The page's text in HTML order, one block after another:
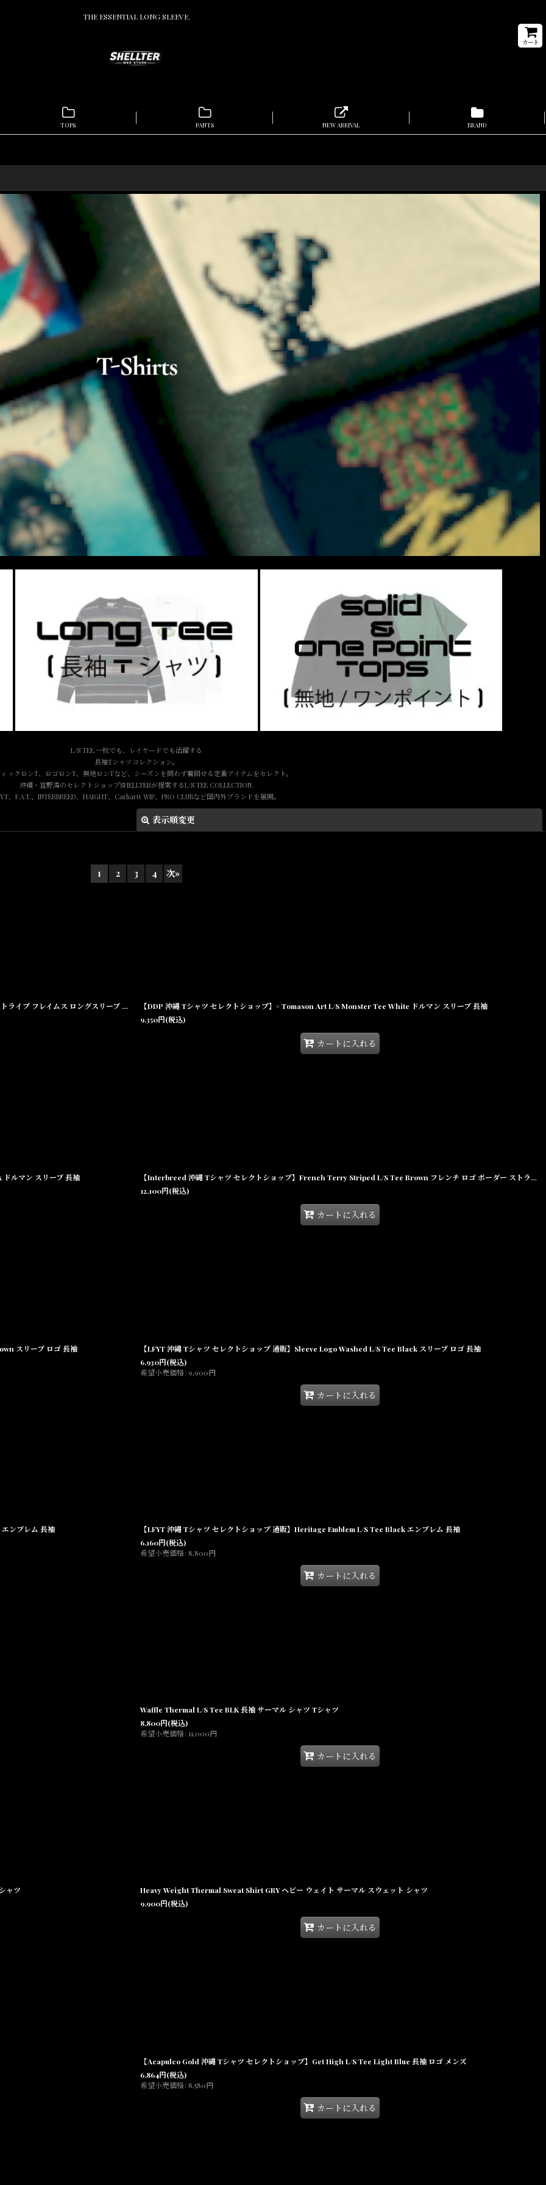
THE ESSENTIAL LONG SLEEVE.
カート
TOPS PANTS NEW ARRIVAL BRAND
L/S TEE.一枚でも、レイヤードでも活躍する
長袖Tシャツコレクション。
ックロンT、ロゴロンT、無地ロンTなど、シーズンを問わず着回せる定番アイテムをセレクト。
沖縄・宜野湾のセレクトショップSHELLTERが提案するL/S TEE COLLECTION.
、F.A.T.、INTERBREED、HAIGHT、Carhartt WIP、PRO CLUBなど国内外ブランドを展開。
表示順変更
1 2 3 4 次»
【HAIGHT 沖縄 ゲームシャツ セレクトショップ】 Flames Soccer Jersey ピンストライプ フレイムス ロングスリーブ サッカージャージ
【DDP 沖縄 Tシャツ セレクトショップ】× Tomason Art L/S Monster Tee White ドルマン スリーブ 長袖
9,350円(税込)
カートに入れる
ルマン スリーブ 長袖
【Interbreed 沖縄 Tシャツ セレクトショップ】French Terry Striped L/S Tee Brown フレンチ ロゴ ボーダー ストライプ 長袖
12,100円(税込)
カートに入れる
スリーブ ロゴ 長袖
【LFYT 沖縄 Tシャツ セレクトショップ 通販】Sleeve Logo Washed L/S Tee Black スリーブ ロゴ 長袖
6,930円(税込)
希望小売価格: 9,900円
カートに入れる
ンブレム 長袖
【LFYT 沖縄 Tシャツ セレクトショップ 通販】Heritage Emblem L/S Tee Black エンブレム 長袖
6,160円(税込)
希望小売価格: 8,800円
カートに入れる
Waffle Thermal L/S Tee BLK 長袖 サーマル シャツ Tシャツ
8,800円(税込)
希望小売価格: 11,000円
カートに入れる
ャツ
Heavy Weight Thermal Sweat Shirt GRY ヘビー ウェイト サーマル スウェット シャツ
9,900円(税込)
カートに入れる
【Acapulco Gold 沖縄 Tシャツ セレクトショップ】Get High L/S Tee Light Blue 長袖 ロゴ メンズ
6,864円(税込)
希望小売価格: 8,580円
カートに入れる